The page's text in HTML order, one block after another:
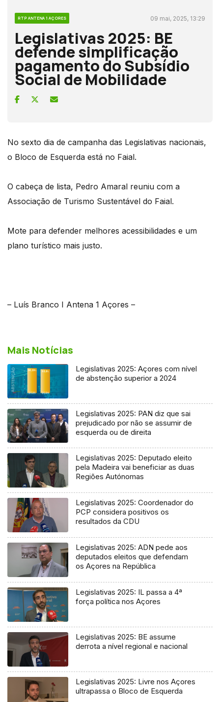
RTP ANTENA 1 AÇORES 09 mai, 2025, 13:29
Legislativas 2025: BE
defende simplificação
pagamento do Subsídio
Social de Mobilidade
No sexto dia de campanha das Legislativas nacionais,
o Bloco de Esquerda está no Faial.
O cabeça de lista, Pedro Amaral reuniu com a
Associação de Turismo Sustentável do Faial.
Mote para defender melhores acessibilidades e um
plano turístico mais justo.
– Luís Branco I Antena 1 Açores –
Mais Notícias
Legislativas 2025: Açores com nível
de abstenção superior a 2024
Legislativas 2025: PAN diz que sai
prejudicado por não se assumir de
esquerda ou de direita
Legislativas 2025: Deputado eleito
pela Madeira vai beneficiar as duas
Regiões Autónomas
Legislativas 2025: Coordenador do
PCP considera positivos os
resultados da CDU
Legislativas 2025: ADN pede aos
deputados eleitos que defendam
os Açores na República
Legislativas 2025: IL passa a 4ª
força política nos Açores
Legislativas 2025: BE assume
derrota a nível regional e nacional
Legislativas 2025: Livre nos Açores
ultrapassa o Bloco de Esquerda